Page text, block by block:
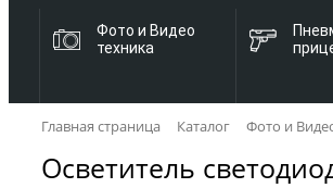
Фото и Видео
техника
Главная страница Каталог Фото и
Осветитель